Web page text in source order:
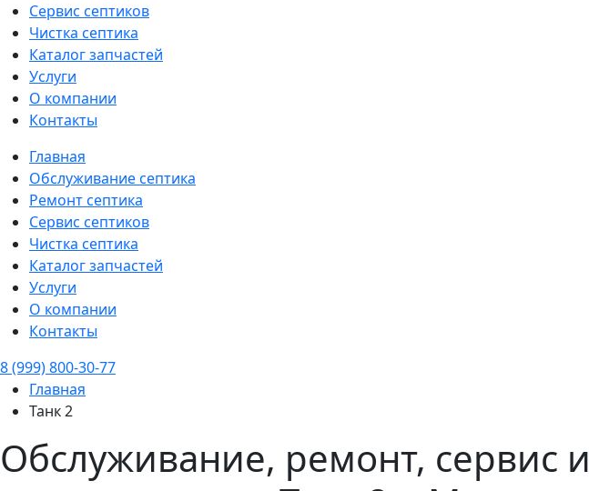
Сервис септиков
Чистка септика
Каталог запчастей
Услуги
О компании
Контакты
Главная
Обслуживание септика
Ремонт септика
Сервис септиков
Чистка септика
Каталог запчастей
Услуги
О компании
Контакты
8 (999) 800-30-77
Главная
Танк 2
Обслуживание, ремонт, сервис и